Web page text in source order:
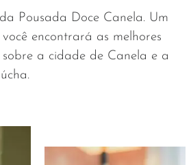
Pousada Doce Canela. Um
encontrará as melhores
sobre a cidade de Canela e a